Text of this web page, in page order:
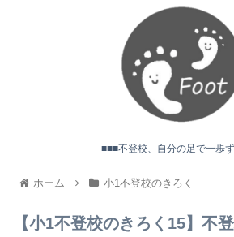
■■■不登校、自分の足で一歩
ホーム 小1不登校のきろく
【小1不登校のきろく15】不